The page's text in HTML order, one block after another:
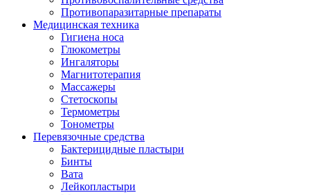
Противопаразитарные препараты
Медицинская техника
Гигиена носа
Глюкометры
Ингаляторы
Магнитотерапия
Массажеры
Стетоскопы
Термометры
Тонометры
Перевязочные средства
Бактерицидные пластыри
Бинты
Вата
Лейкопластыри